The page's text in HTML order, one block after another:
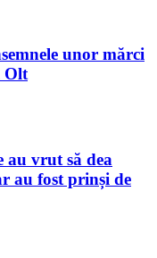
unor mărci
Olt
au vrut să dea
au fost prinși de